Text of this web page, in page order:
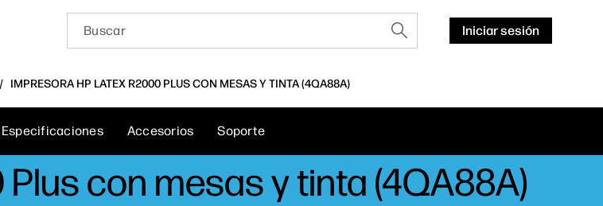
Iniciar sesión
IMPRESORA HP LATEX R2000 PLUS CON MESAS Y TINTA (4QA88A)
Especificaciones Accesorios Soporte
con mesas y tinta (4QA88A)